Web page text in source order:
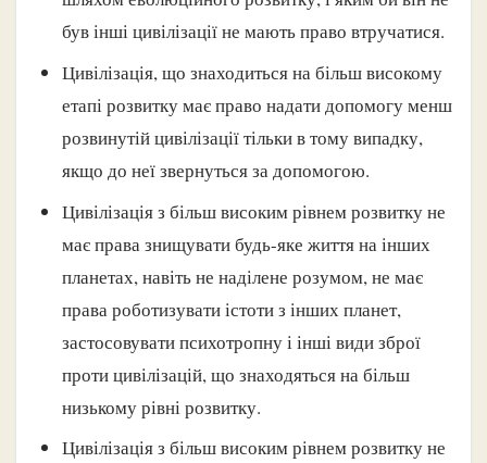
був інші цивілізації не мають право втручатися.
Цивілізація, що знаходиться на більш високому
етапі розвитку має право надати допомогу менш
розвинутій цивілізації тільки в тому випадку,
якщо до неї звернуться за допомогою.
Цивілізація з більш високим рівнем розвитку не
має права знищувати будь-яке життя на інших
планетах, навіть не наділене розумом, не має
права роботизувати істоти з інших планет,
застосовувати психотропну і інші види зброї
проти цивілізацій, що знаходяться на більш
низькому рівні розвитку.
Цивілізація з більш високим рівнем розвитку не